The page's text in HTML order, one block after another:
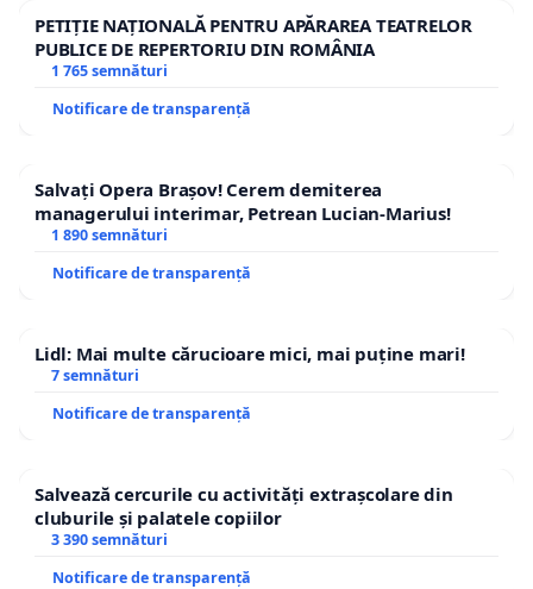
PETIȚIE NAȚIONALĂ PENTRU APĂRAREA TEATRELOR
PUBLICE DE REPERTORIU DIN ROMÂNIA
1 765 semnături
Notificare de transparență
Salvați Opera Brașov! Cerem demiterea
managerului interimar, Petrean Lucian-Marius!
1 890 semnături
Notificare de transparență
Lidl: Mai multe cărucioare mici, mai puține mari!
7 semnături
Notificare de transparență
Salvează cercurile cu activități extrașcolare din
cluburile și palatele copiilor
3 390 semnături
Notificare de transparență